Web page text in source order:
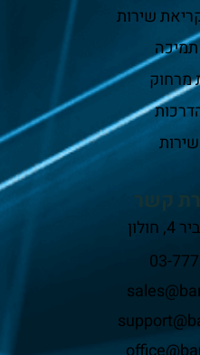
שירות
מרחוק
קשר
03-